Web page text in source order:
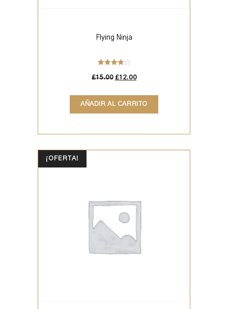
Flying Ninja
en
£15.00 £12.00
AÑADIR AL CARRITO
¡OFERTA!